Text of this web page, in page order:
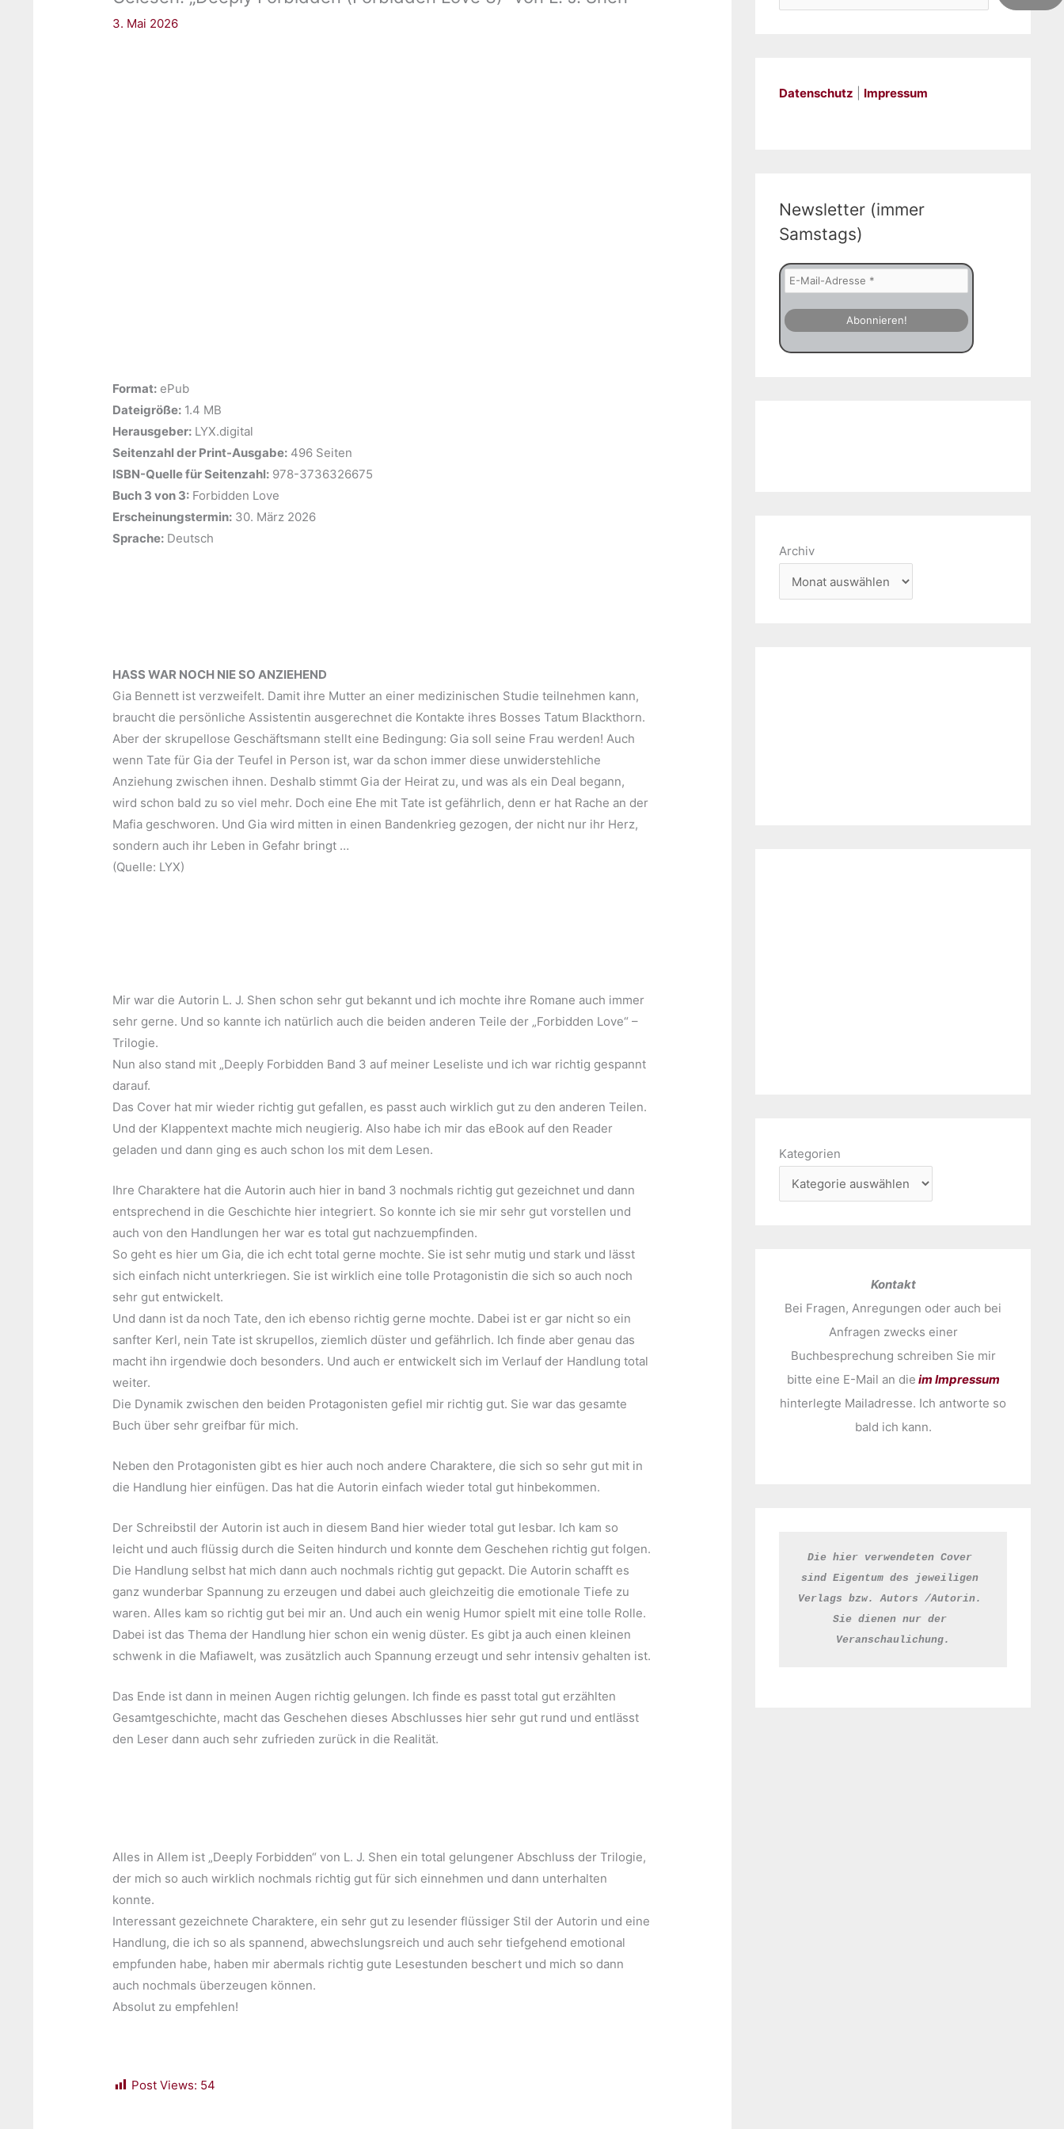
3. Mai 2026
Format: ePub
Dateigröße: ‎1.4 MB
Herausgeber: ‎LYX.digital
Seitenzahl der Print-Ausgabe: ‎496 Seiten
ISBN-Quelle für Seitenzahl: ‎978-3736326675
Buch 3 von 3: ‎Forbidden Love
Erscheinungstermin: ‎30. März 2026
Sprache: ‎Deutsch
HASS WAR NOCH NIE SO ANZIEHEND
Gia Bennett ist verzweifelt. Damit ihre Mutter an einer medizinischen Studie teilnehmen kann,
braucht die persönliche Assistentin ausgerechnet die Kontakte ihres Bosses Tatum Blackthorn.
Aber der skrupellose Geschäftsmann stellt eine Bedingung: Gia soll seine Frau werden! Auch
wenn Tate für Gia der Teufel in Person ist, war da schon immer diese unwiderstehliche
Anziehung zwischen ihnen. Deshalb stimmt Gia der Heirat zu, und was als ein Deal begann,
wird schon bald zu so viel mehr. Doch eine Ehe mit Tate ist gefährlich, denn er hat Rache an der
Mafia geschworen. Und Gia wird mitten in einen Bandenkrieg gezogen, der nicht nur ihr Herz,
sondern auch ihr Leben in Gefahr bringt …
(Quelle: LYX)
Mir war die Autorin L. J. Shen schon sehr gut bekannt und ich mochte ihre Romane auch immer
sehr gerne. Und so kannte ich natürlich auch die beiden anderen Teile der „Forbidden Love“ –
Trilogie.
Nun also stand mit „Deeply Forbidden Band 3 auf meiner Leseliste und ich war richtig gespannt
darauf.
Das Cover hat mir wieder richtig gut gefallen, es passt auch wirklich gut zu den anderen Teilen.
Und der Klappentext machte mich neugierig. Also habe ich mir das eBook auf den Reader
geladen und dann ging es auch schon los mit dem Lesen.
Ihre Charaktere hat die Autorin auch hier in band 3 nochmals richtig gut gezeichnet und dann
entsprechend in die Geschichte hier integriert. So konnte ich sie mir sehr gut vorstellen und
auch von den Handlungen her war es total gut nachzuempfinden.
So geht es hier um Gia, die ich echt total gerne mochte. Sie ist sehr mutig und stark und lässt
sich einfach nicht unterkriegen. Sie ist wirklich eine tolle Protagonistin die sich so auch noch
sehr gut entwickelt.
Und dann ist da noch Tate, den ich ebenso richtig gerne mochte. Dabei ist er gar nicht so ein
sanfter Kerl, nein Tate ist skrupellos, ziemlich düster und gefährlich. Ich finde aber genau das
macht ihn irgendwie doch besonders. Und auch er entwickelt sich im Verlauf der Handlung total
weiter.
Die Dynamik zwischen den beiden Protagonisten gefiel mir richtig gut. Sie war das gesamte
Buch über sehr greifbar für mich.
Neben den Protagonisten gibt es hier auch noch andere Charaktere, die sich so sehr gut mit in
die Handlung hier einfügen. Das hat die Autorin einfach wieder total gut hinbekommen.
Der Schreibstil der Autorin ist auch in diesem Band hier wieder total gut lesbar. Ich kam so
leicht und auch flüssig durch die Seiten hindurch und konnte dem Geschehen richtig gut folgen.
Die Handlung selbst hat mich dann auch nochmals richtig gut gepackt. Die Autorin schafft es
ganz wunderbar Spannung zu erzeugen und dabei auch gleichzeitig die emotionale Tiefe zu
waren. Alles kam so richtig gut bei mir an. Und auch ein wenig Humor spielt mit eine tolle Rolle.
Dabei ist das Thema der Handlung hier schon ein wenig düster. Es gibt ja auch einen kleinen
schwenk in die Mafiawelt, was zusätzlich auch Spannung erzeugt und sehr intensiv gehalten ist.
Das Ende ist dann in meinen Augen richtig gelungen. Ich finde es passt total gut erzählten
Gesamtgeschichte, macht das Geschehen dieses Abschlusses hier sehr gut rund und entlässt
den Leser dann auch sehr zufrieden zurück in die Realität.
Alles in Allem ist „Deeply Forbidden“ von L. J. Shen ein total gelungener Abschluss der Trilogie,
der mich so auch wirklich nochmals richtig gut für sich einnehmen und dann unterhalten
konnte.
Interessant gezeichnete Charaktere, ein sehr gut zu lesender flüssiger Stil der Autorin und eine
Handlung, die ich so als spannend, abwechslungsreich und auch sehr tiefgehend emotional
empfunden habe, haben mir abermals richtig gute Lesestunden beschert und mich so dann
auch nochmals überzeugen können.
Absolut zu empfehlen!
Post Views: 54
Datenschutz Impressum
Newsletter (immer
Samstags)
Archiv
Kategorien
Kontakt
Bei Fragen, Anregungen oder auch bei
Anfragen zwecks einer
Buchbesprechung schreiben Sie mir
bitte eine E-Mail an die im Impressum
hinterlegte Mailadresse. Ich antworte so
bald ich kann.
Die hier verwendeten Cover
sind Eigentum des jeweiligen
Verlags bzw. Autors /Autorin.
Sie dienen nur der
Veranschaulichung.